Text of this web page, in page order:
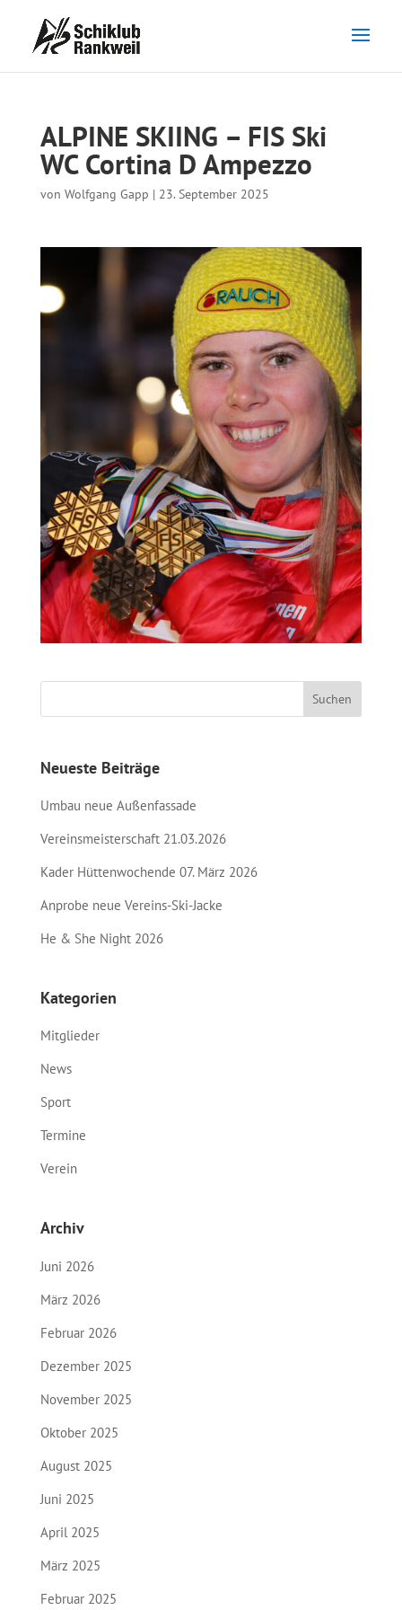
ALPINE SKIING – FIS Ski
WC Cortina D Ampezzo
von Wolfgang Gapp | 23. September 2025
Neueste Beiträge
Umbau neue Außenfassade
Vereinsmeisterschaft 21.03.2026
Kader Hüttenwochende 07. März 2026
Anprobe neue Vereins-Ski-Jacke
He & She Night 2026
Kategorien
Mitglieder
News
Sport
Termine
Verein
Archiv
Juni 2026
März 2026
Februar 2026
Dezember 2025
November 2025
Oktober 2025
August 2025
Juni 2025
April 2025
März 2025
Februar 2025